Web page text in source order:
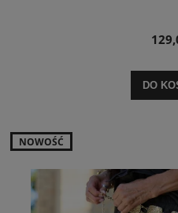
DO
NOWOŚĆ